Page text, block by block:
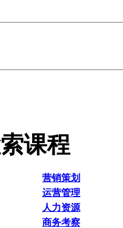
课程
营销策划
运营管理
人力资源
商务考察